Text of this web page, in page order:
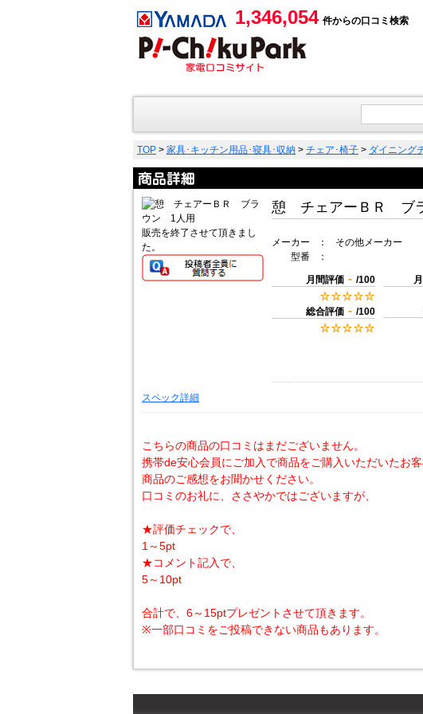
1,346,054 件からの口コミ検索
TOP > 家具･キッチン用品･寝具･収納 > チェア･椅子 > ダイニング
販売を終了させて頂きまし
た。
憩 チェアーＢＲ ブ
メーカー ：
その他メーカー
型番
：
月間評価 - /100
総合評価 - /100
スペック詳細
こちらの商品の口コミはまだございません。
携帯de安心会員にご加入で商品をご購入いただいたお客
商品のご感想をお聞かせください。
口コミのお礼に、ささやかではございますが、
★評価チェックで、
1～5pt
★コメント記入で、
5～10pt
合計で、6～15ptプレゼントさせて頂きます。
※一部口コミをご投稿できない商品もあります。